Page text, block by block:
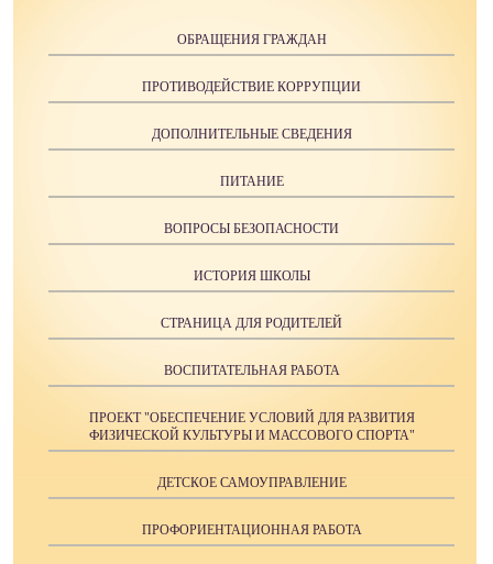
ОБРАЩЕНИЯ ГРАЖДАН
ПРОТИВОДЕЙСТВИЕ КОРРУПЦИИ
ДОПОЛНИТЕЛЬНЫЕ СВЕДЕНИЯ
ПИТАНИЕ
ВОПРОСЫ БЕЗОПАСНОСТИ
ИСТОРИЯ ШКОЛЫ
СТРАНИЦА ДЛЯ РОДИТЕЛЕЙ
ВОСПИТАТЕЛЬНАЯ РАБОТА
ПРОЕКТ "ОБЕСПЕЧЕНИЕ УСЛОВИЙ ДЛЯ РАЗВИТИЯ
ФИЗИЧЕСКОЙ КУЛЬТУРЫ И МАССОВОГО СПОРТА"
ДЕТСКОЕ САМОУПРАВЛЕНИЕ
ПРОФОРИЕНТАЦИОННАЯ РАБОТА